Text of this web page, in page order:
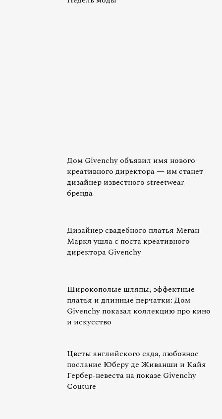
Дом Givenchy объявил имя нового
креативного директора — им станет
дизайнер известного streetwear-
бренда
Дизайнер свадебного платья Меган
Маркл ушла с поста креативного
директора Givenchy
Широкополые шляпы, эффектные
платья и длинные перчатки: Дом
Givenchy показал коллекцию про кино
и искусство
Цветы английского сада, любовное
послание Юберу де Живанши и Кайя
Гербер-невеста на показе Givenchy
Couture